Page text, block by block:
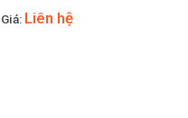
Giá: Liên hệ